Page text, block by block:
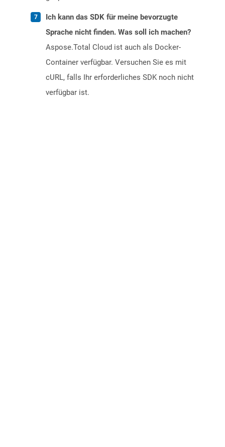
Ich kann das SDK für meine bevorzugte
Sprache nicht finden. Was soll ich machen?
Aspose.Total Cloud ist auch als Docker-
Container verfügbar. Versuchen Sie es mit
cURL, falls Ihr erforderliches SDK noch nicht
verfügbar ist.